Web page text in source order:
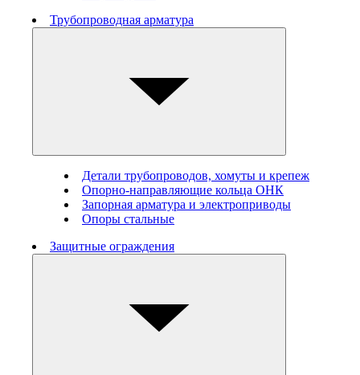
Трубопроводная арматура
Детали трубопроводов, хомуты и крепеж
Опорно-направляющие кольца ОНК
Запорная арматура и электроприводы
Опоры стальные
Защитные ограждения